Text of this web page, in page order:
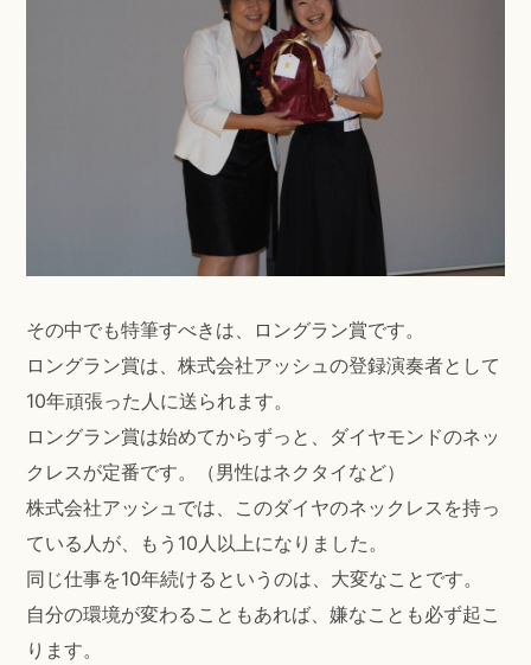
その中でも特筆すべきは、ロングラン賞です。
ロングラン賞は、株式会社アッシュの登録演奏者として
10年頑張った人に送られます。
ロングラン賞は始めてからずっと、ダイヤモンドのネッ
クレスが定番です。（男性はネクタイなど）
株式会社アッシュでは、このダイヤのネックレスを持っ
ている人が、もう10人以上になりました。
同じ仕事を10年続けるというのは、大変なことです。
自分の環境が変わることもあれば、嫌なことも必ず起こ
ります。